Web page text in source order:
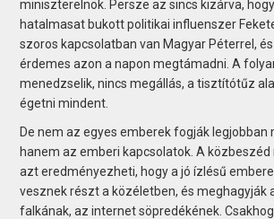
miniszterelnök. Persze az sincs kizárva,
hatalmasat bukott politikai influenszer
szoros kapcsolatban van Magyar Péterrel,
érdemes azon a napon megtámadni. A
menedzselik, nincs megállás, a tisztítótűz
égetni mindent.
De nem az egyes emberek fogják legjobban
hanem az emberi kapcsolatok. A
azt eredményezheti, hogy a jó ízlésű
vesznek részt a közéletben, és meghagyják
falkának, az internet söpredékének.